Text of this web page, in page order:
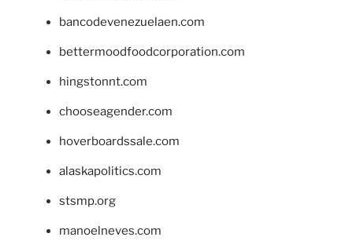
bancodevenezuelaen.com
bettermoodfoodcorporation.com
hingstonnt.com
chooseagender.com
hoverboardssale.com
alaskapolitics.com
stsmp.org
manoelneves.com